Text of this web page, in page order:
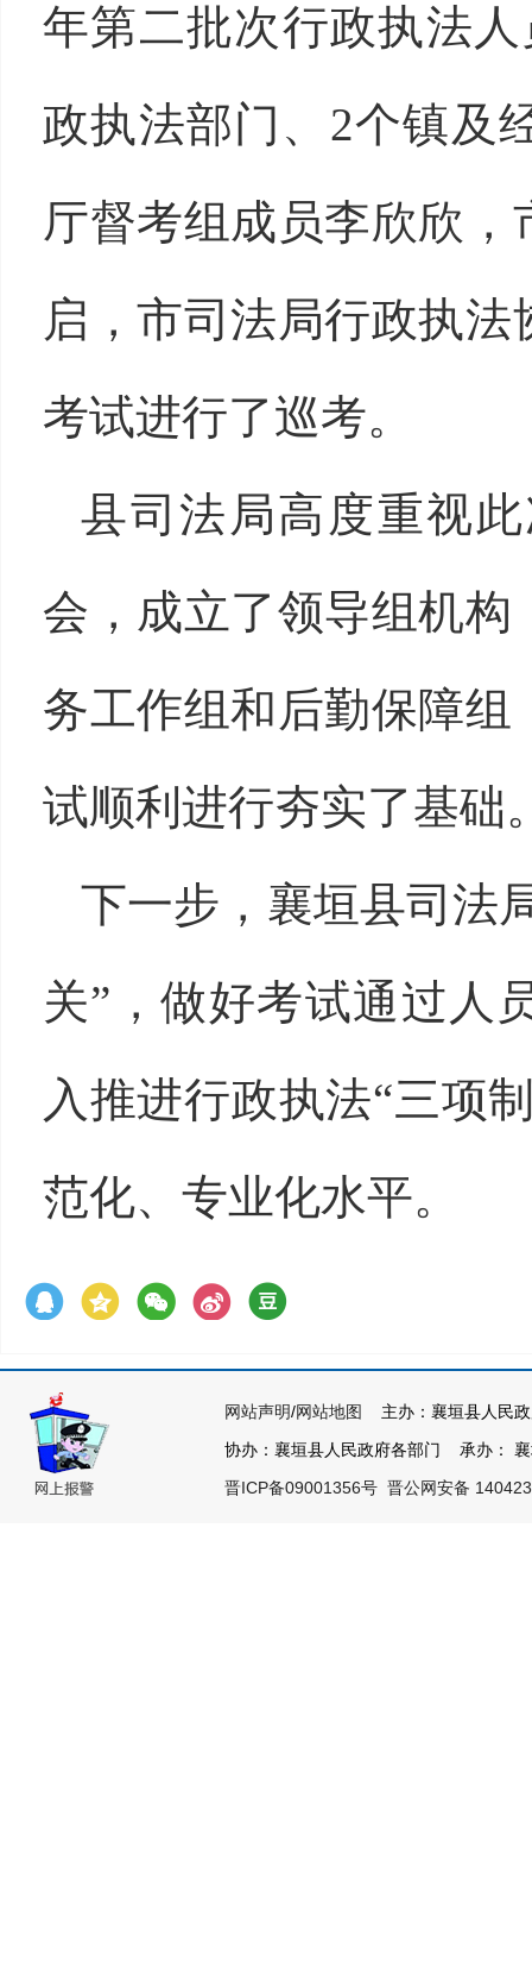
年第二批次行政执法
政执法部门、2个镇及
厅督考组成员李欣欣
启，市司法局行政执
考试进行了巡考。
县司法局高度重视
会，成立了领导组机
务工作组和后勤保障
试顺利进行夯实了基础
下一步，襄垣县司法
关”，做好考试通过人
入推进行政执法“三项
范化、专业化水平。
网站声明/网站地图
主办：襄垣县人民
协办：襄垣县人民政府各部门 承办：
晋ICP备09001356号 晋公网安备